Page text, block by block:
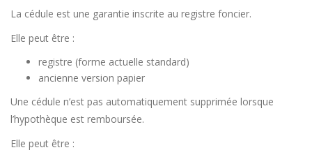
La cédule est une garantie inscrite au registre foncier.
Elle peut être :
registre (forme actuelle standard)
ancienne version papier
Une cédule n’est pas automatiquement supprimée lorsque
l’hypothèque est remboursée.
Elle peut être :